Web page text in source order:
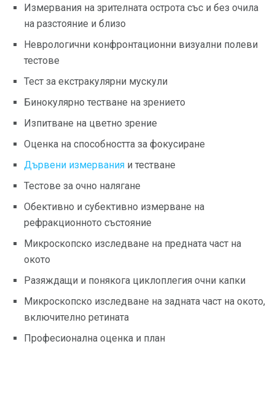
Измервания на зрителната острота със и без очила
на разстояние и близо
Неврологични конфронтационни визуални полеви
тестове
Тест за екстракулярни мускули
Бинокулярно тестване на зрението
Изпитване на цветно зрение
Оценка на способността за фокусиране
Дървени измервания и тестване
Тестове за очно налягане
Обективно и субективно измерване на
рефракционното състояние
Микроскопско изследване на предната част на
окото
Разяждащи и понякога циклоплегия очни капки
Микроскопско изследване на задната част на окото,
включително ретината
Професионална оценка и план